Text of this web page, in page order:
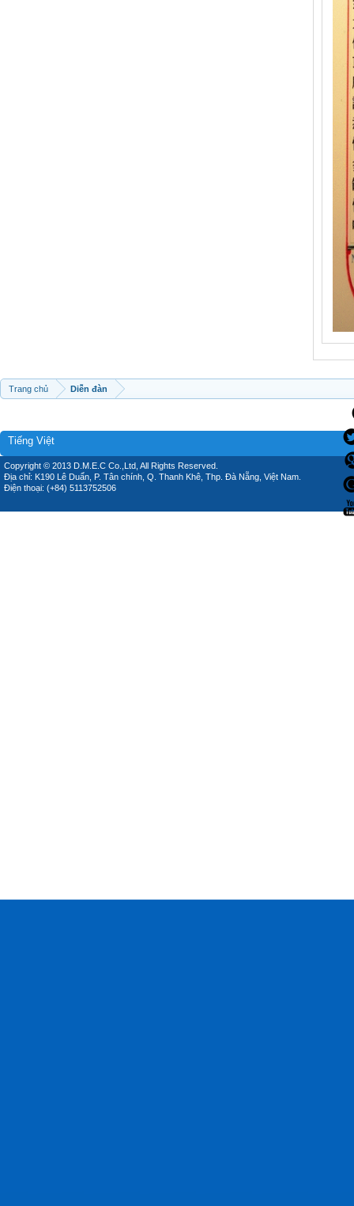
Trang chủ Diễn đàn
Tiếng Việt
Copyright © 2013 D.M.E.C Co.,Ltd, All Rights Reserved.
Địa chỉ: K190 Lê Duẩn, P. Tân chính, Q. Thanh Khê, Thp. Đà Nẵng, Việt Nam.
Điện thoại: (+84) 5113752506